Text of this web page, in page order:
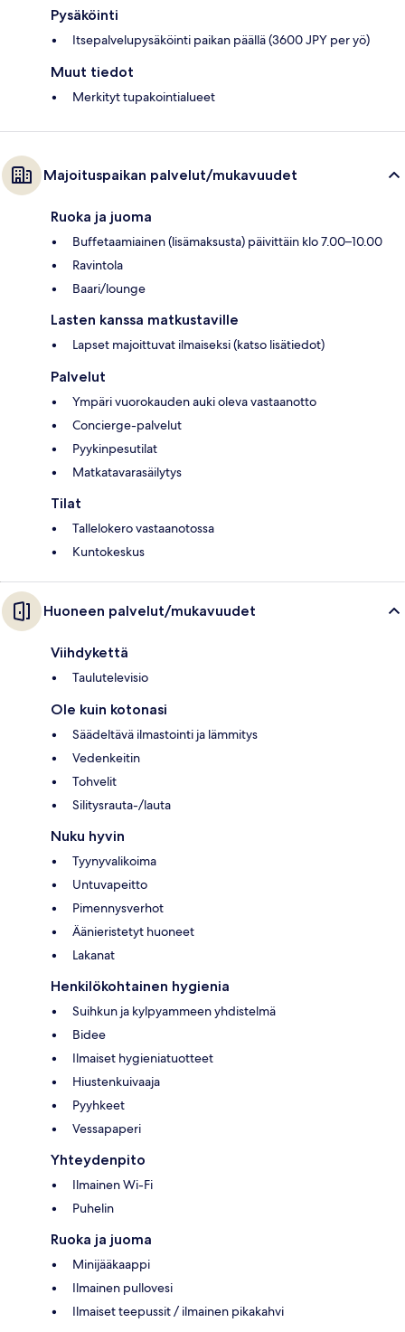
Pysäköinti
Itsepalvelupysäköinti paikan päällä (3600 JPY per yö)
Muut tiedot
Merkityt tupakointialueet
Majoituspaikan palvelut/mukavuudet
Ruoka ja juoma
Buffetaamiainen (lisämaksusta) päivittäin klo 7.00–10.00
Ravintola
Baari/lounge
Lasten kanssa matkustaville
Lapset majoittuvat ilmaiseksi (katso lisätiedot)
Palvelut
Ympäri vuorokauden auki oleva vastaanotto
Concierge-palvelut
Pyykinpesutilat
Matkatavarasäilytys
Tilat
Tallelokero vastaanotossa
Kuntokeskus
Huoneen palvelut/mukavuudet
Viihdykettä
Taulutelevisio
Ole kuin kotonasi
Säädeltävä ilmastointi ja lämmitys
Vedenkeitin
Tohvelit
Silitysrauta-/lauta
Nuku hyvin
Tyynyvalikoima
Untuvapeitto
Pimennysverhot
Äänieristetyt huoneet
Lakanat
Henkilökohtainen hygienia
Suihkun ja kylpyammeen yhdistelmä
Bidee
Ilmaiset hygieniatuotteet
Hiustenkuivaaja
Pyyhkeet
Vessapaperi
Yhteydenpito
Ilmainen Wi-Fi
Puhelin
Ruoka ja juoma
Minijääkaappi
Ilmainen pullovesi
Ilmaiset teepussit / ilmainen pikakahvi